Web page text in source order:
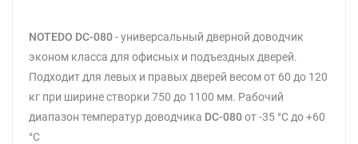
NOTEDO DC-080- универсальный дверной доводчик
эконом класса для офисных и подъездных дверей.
Подходит для левых и правых дверей весом от 60 до 120
кг при ширине створки 750 до 1100 мм. Рабочий
диапазон температур доводчика DC-080от -35 °С до +60
°С